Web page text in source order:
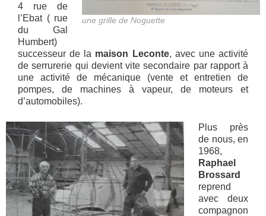
une grille de Noguette
4 rue de
l’Ebat ( rue
du Gal
Humbert)
successeur de la maison Leconte, avec une activité
de serrurerie qui devient vite secondaire par rapport à
une activité de mécanique (vente et entretien de
pompes, de machines à vapeur, de moteurs et
d’automobiles).
Plus près
de nous, en
1968,
Raphael
Brossard
reprend
avec deux
compagnon